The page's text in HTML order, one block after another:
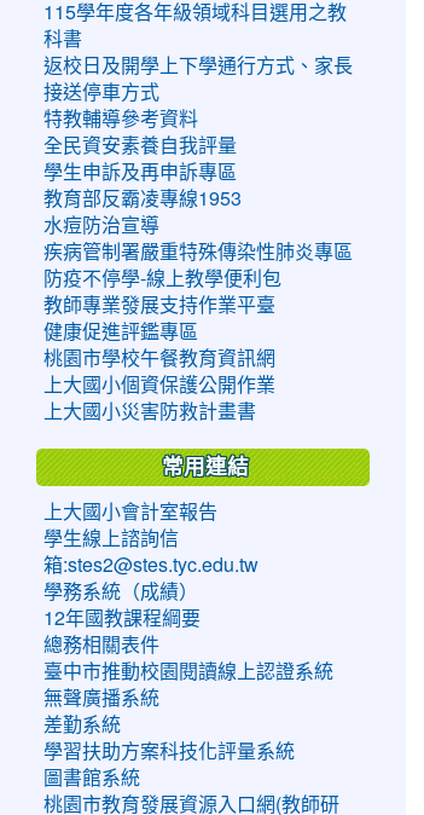
115學年度各年級領域科目選用之教
科書
返校日及開學上下學通行方式、家長
接送停車方式
特教輔導參考資料
全民資安素養自我評量
學生申訴及再申訴專區
教育部反霸凌專線1953
水痘防治宣導
疾病管制署嚴重特殊傳染性肺炎專區
防疫不停學-線上教學便利包
教師專業發展支持作業平臺
健康促進評鑑專區
桃園市學校午餐教育資訊網
上大國小個資保護公開作業
上大國小災害防救計畫書
常用連結
上大國小會計室報告
學生線上諮詢信
箱:stes2@stes.tyc.edu.tw
學務系統（成績）
12年國教課程綱要
總務相關表件
臺中市推動校園閱讀線上認證系統
無聲廣播系統
差勤系統
學習扶助方案科技化評量系統
圖書館系統
桃園市教育發展資源入口網(教師研